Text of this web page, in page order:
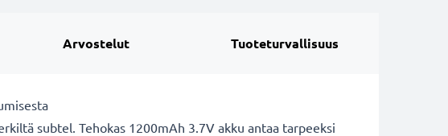
Arvostelut Tuoteturvallisuus
subtel. Tehokas 1200mAh 3.7V akku antaa tarpeeksi